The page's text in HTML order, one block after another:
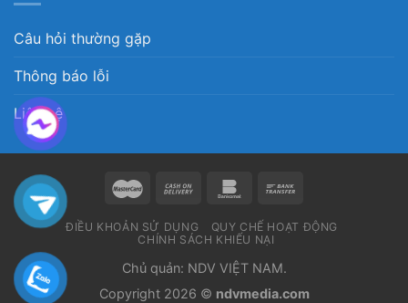
Câu hỏi thường gặp
Thông báo lỗi
Liên hệ
ĐIỀU KHOẢN SỬ DỤNG
QUY CHẾ HOẠT ĐỘNG
CHÍNH SÁCH KHIẾU NẠI
Chủ quản: NDV VIỆT NAM.
Copyright 2026 © ndvmedia.com